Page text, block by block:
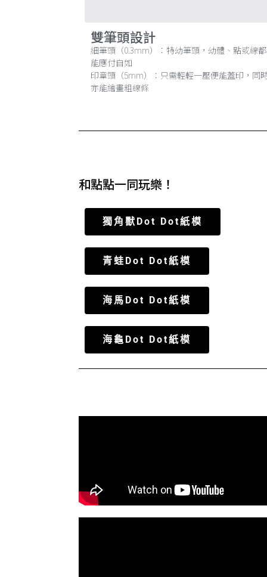
雙筆頭設計
細筆頭（0.3mm）：特幼筆頭，幼體、點或線都
能應付自如
印章頭（5mm）：只需輕輕一壓便能蓋印，同
亦能繪畫粗線條
和點點一同玩樂！
獨角獸Dot Dot紙模
青蛙Dot Dot紙模
海馬Dot Dot紙模
海龜Dot Dot紙模